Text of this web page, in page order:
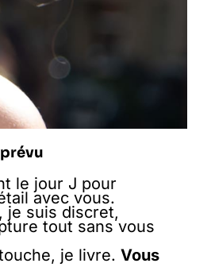
le jour J pour
avec vous.
je suis discret,
tout sans vous
je livre. Vous